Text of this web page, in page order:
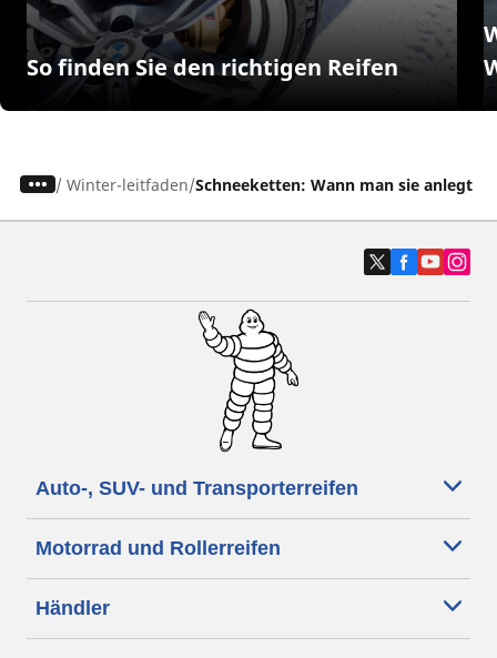
So finden Sie den richtigen Reifen
/ Winter-leitfaden Schneeketten: Wann man sie anlegt
Auto-, SUV- und Transporterreifen
Motorrad und Rollerreifen
Händler